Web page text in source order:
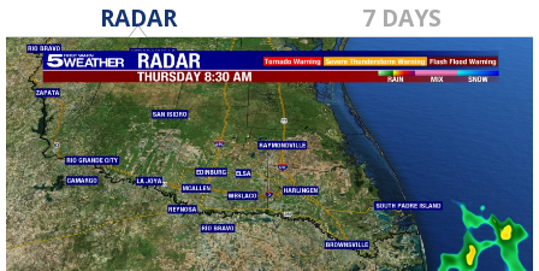
RADAR 7 DAYS